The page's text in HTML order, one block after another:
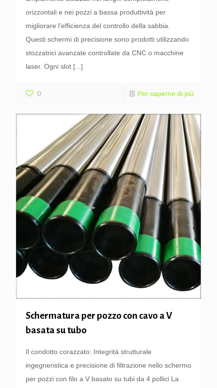
orizzontali e nei pozzi a bassa produttività per
migliorare l'efficienza del controllo della sabbia.
Questi schermi di precisione sono prodotti utilizzando
stozzatrici avanzate controllate da CNC o macchine
laser. Ogni slot [...]
0 Per saperne di più
Schermatura per pozzo con cavo a V
basata su tubo
Il condotto corazzato: Integrità strutturale
ingegneristica e precisione di filtrazione nello schermo
per pozzi con filo a V basato su tubi da 4 pollici La